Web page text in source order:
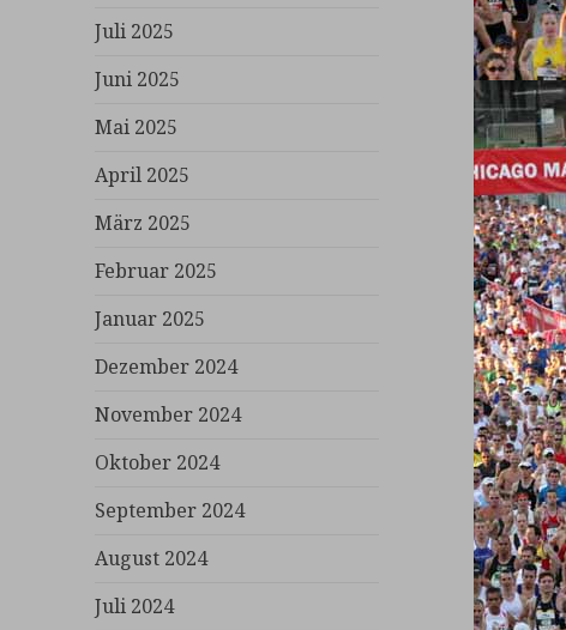
Juli 2025
Juni 2025
Mai 2025
April 2025
März 2025
Februar 2025
Januar 2025
Dezember 2024
November 2024
Oktober 2024
September 2024
August 2024
Juli 2024